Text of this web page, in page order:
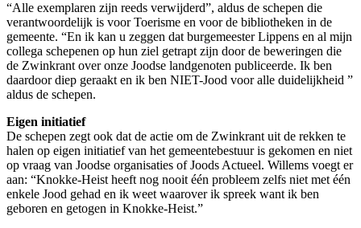
“Alle exemplaren zijn reeds verwijderd”, aldus de schepen die
verantwoordelijk is voor Toerisme en voor de bibliotheken in de
gemeente. “En ik kan u zeggen dat burgemeester Lippens en al mijn
collega schepenen op hun ziel getrapt zijn door de beweringen die
de Zwinkrant over onze Joodse landgenoten publiceerde. Ik ben
daardoor diep geraakt en ik ben NIET-Jood voor alle duidelijkheid ”
aldus de schepen.
Eigen initiatief
De schepen zegt ook dat de actie om de Zwinkrant uit de rekken te
halen op eigen initiatief van het gemeentebestuur is gekomen en niet
op vraag van Joodse organisaties of Joods Actueel. Willems voegt er
aan: “Knokke-Heist heeft nog nooit één probleem zelfs niet met één
enkele Jood gehad en ik weet waarover ik spreek want ik ben
geboren en getogen in Knokke-Heist.”